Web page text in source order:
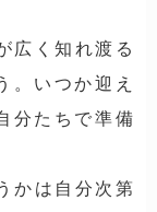
広く知れ渡る
。いつか迎え
分たちで準備
かは自分次第